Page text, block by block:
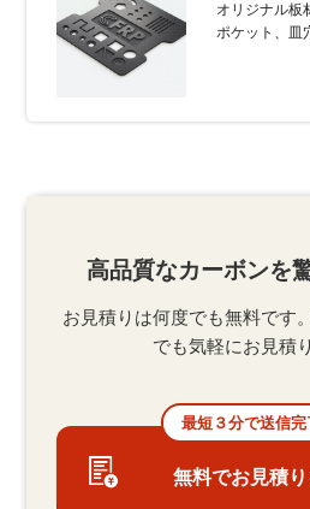
オリジナル板
ポケット、皿
高品質なカーボンを
お見積りは何度でも無料です
でも気軽にお見積
最短３分で送信完
無料でお見積